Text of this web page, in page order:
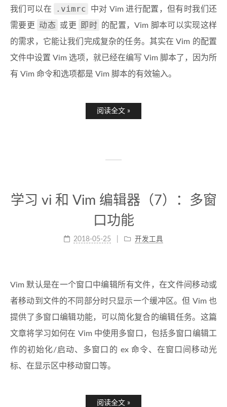
我们可以在 .vimrc
中对 Vim 进行配置，但有时我们还
需要更
动态 或更 即时
的配置，Vim 脚本可以实现这样
的需求，它能让我们完成复杂的任务。其实在 Vim 的配置
文件中设置 Vim 选项，就已经在编写 Vim 脚本了，因为所
有 Vim 命令和选项都是 Vim 脚本的有效输入。
阅读全文 »
学习 vi 和 Vim 编辑器（7）：多窗
口功能
2018-05-25 开发工具
Vim 默认是在一个窗口中编辑所有文件，在文件间移动或
者移动到文件的不同部分时只显示一个缓冲区。但 Vim 也
提供了多窗口编辑功能，可以简化复合的编辑任务。这篇
文章将学习如何在 Vim 中使用多窗口，包括多窗口编辑工
作的初始化/启动、多窗口的 ex 命令、在窗口间移动光
标、在显示区中移动窗口等。
阅读全文 »